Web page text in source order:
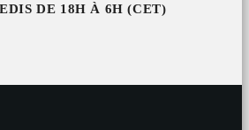
DE 18H À 6H (CET)